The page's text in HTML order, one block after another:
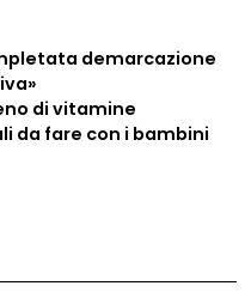
demarcazione
di vitamine
da fare con i bambini